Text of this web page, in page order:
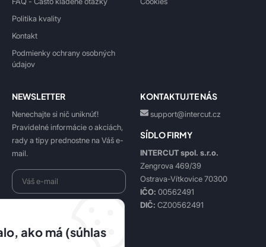
Politika kvality
Kontakt
Podmienky ochrany osobných
údajov
NEWSLETTER
Nenechajte si nič uniknúť!
Pravidelné informácie o akciách,
rady a tipy prednostne na Váš e-
mail.
Prihlásiť sa k odberu
KONTAKTUJTE NÁS
support@intercut.cz
SÍDLO FIRMY
INTERCUT spol. s.r.o.
Zengrova 469/39
Ostrava-Vítkovice 70300
IČO: 00562491
DIČ: CZ00562491
ako má (súhlas